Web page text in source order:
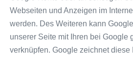
Webseiten und Anzeigen im
werden. Des Weiteren kann
unserer Seite mit Ihren bei Google
verknüpfen. Google zeichnet diese